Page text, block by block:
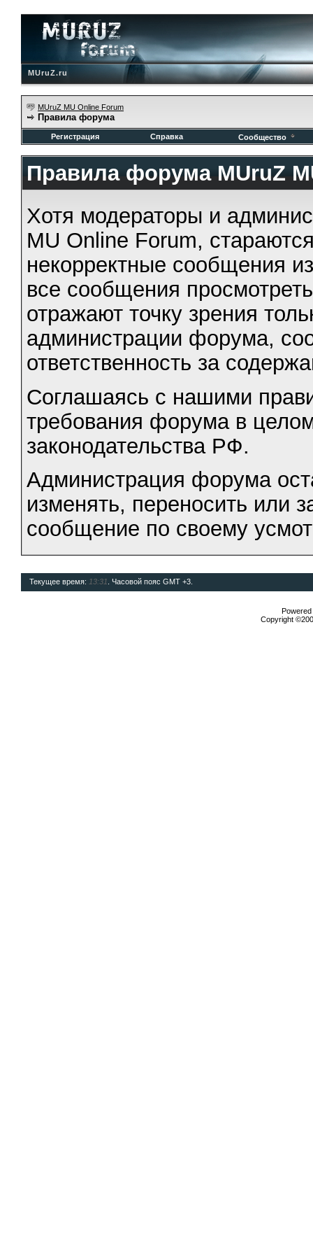
MUruZ.ru
MUruZ MU Online Forum
Правила форума
Регистрация Справка Сообщество
Правила форума MUruZ
Хотя модераторы и
MU Online Forum,
некорректные сообщения
все сообщения
отражают точку зрения
администрации форума,
ответственность за
Соглашаясь с нашими
требования форума в
законодательства РФ.
Администрация форума
изменять, переносить или
сообщение по своему
Текущее время: 13:31 . Часовой пояс GMT +3.
Copyright